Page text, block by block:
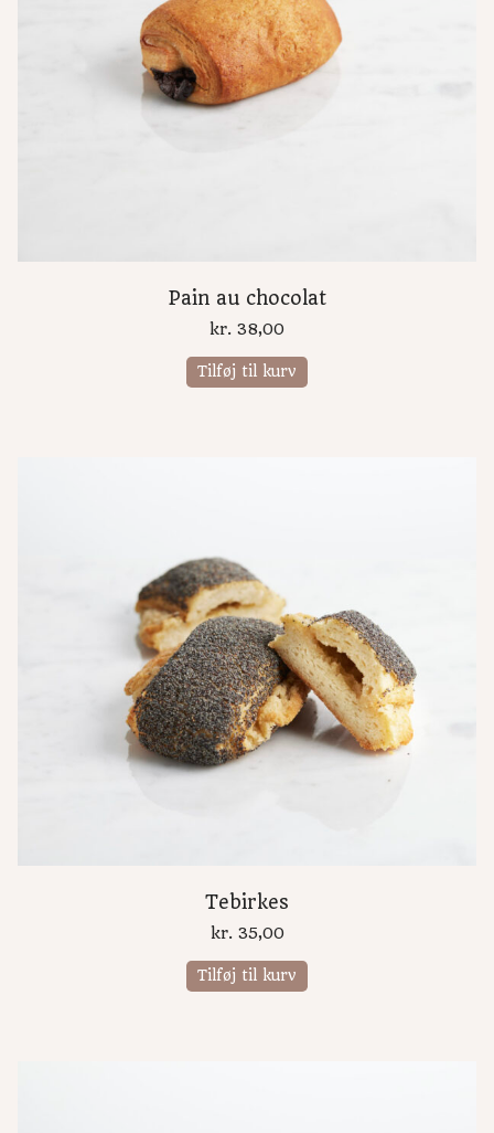
Pain au chocolat
kr. 38,00
Tilføj til kurv
Tebirkes
kr. 35,00
Tilføj til kurv